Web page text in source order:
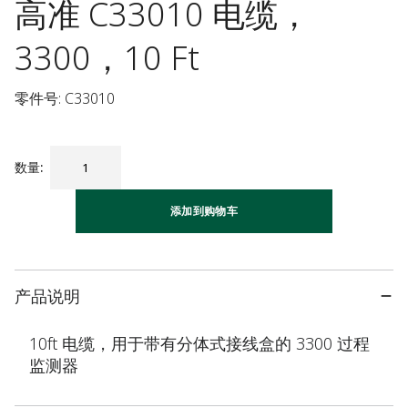
高准 C33010 电缆，
3300，10 Ft
零件号: C33010
数量:
添加到购物车
产品说明
10ft 电缆，用于带有分体式接线盒的 3300 过程
监测器